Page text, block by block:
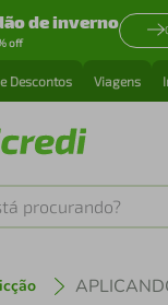
de inverno
off
Descontos Viagens